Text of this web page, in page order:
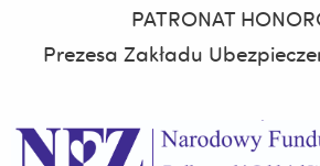
PATRONAT
Prezesa Zakładu